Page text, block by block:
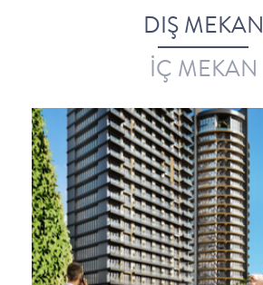
DIŞ MEKAN
İÇ MEKAN